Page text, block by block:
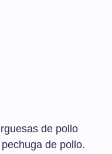
de pollo
de pollo.